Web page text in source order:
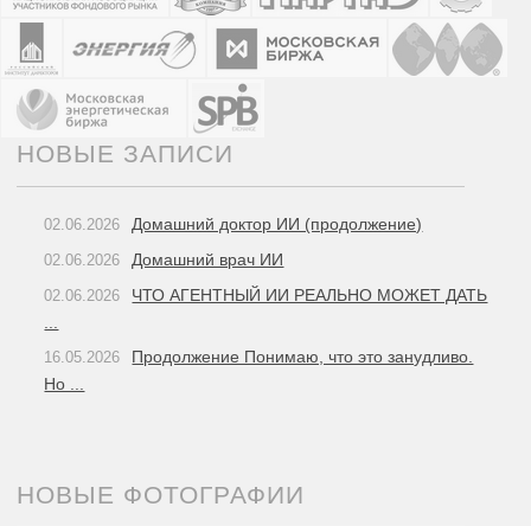
НОВЫЕ ЗАПИСИ
02.06.2026 Домашний доктор ИИ (продолжение)
02.06.2026 Домашний врач ИИ
02.06.2026
ЧТО АГЕНТНЫЙ ИИ РЕАЛЬНО МОЖЕТ ДАТЬ
16.05.2026
Продолжение Понимаю, что это занудливо.
Но ...
НОВЫЕ ФОТОГРАФИИ